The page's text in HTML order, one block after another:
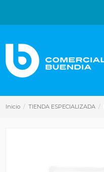
Inicio TIENDA ESPECIALIZADA